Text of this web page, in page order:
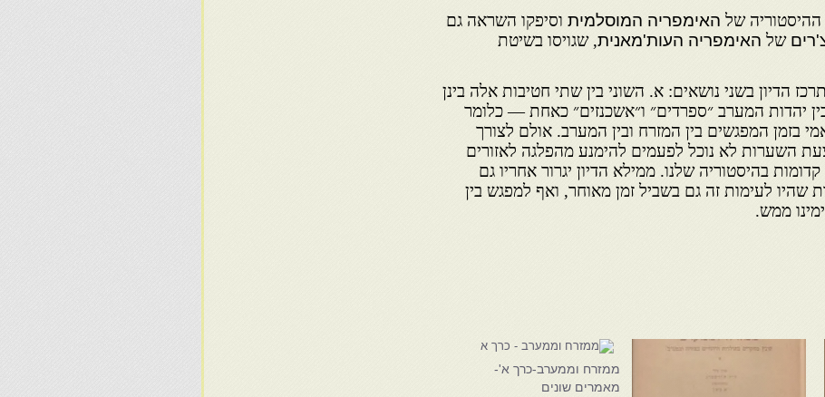
של האימפריה המוסלמית וסיפקו השראה גם
של האימפריה העות'מאנית, שגויסו בשיטת
הדיון בשני נושאים: א. השוני בין שתי חטיבות אלה בינן
יהדות המערב ״ספרדים״ ו״אשכנזים״ כאחת — כלומר
בזמן המפגשים בין המזרח ובין המערב. אולם לצורך
השערות לא נוכל לפעמים להימנע מהפלגה לאזורים
בהיסטוריה שלנו. ממילא הדיון יגרור אחריו גם
שהיו לעימות זה גם בשביל זמן מאוחר, ואף למפגש בין
ממש.
ממזרח וממערב-כרך א'-
מאמרים שונים